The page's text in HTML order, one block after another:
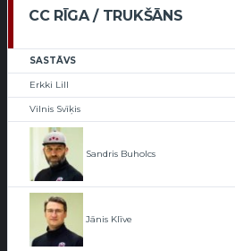
CC RĪGA / TRUKŠĀNS
SASTĀVS
Erkki Lill
Vilnis Svīķis
Sandris Buholcs
Jānis Klīve